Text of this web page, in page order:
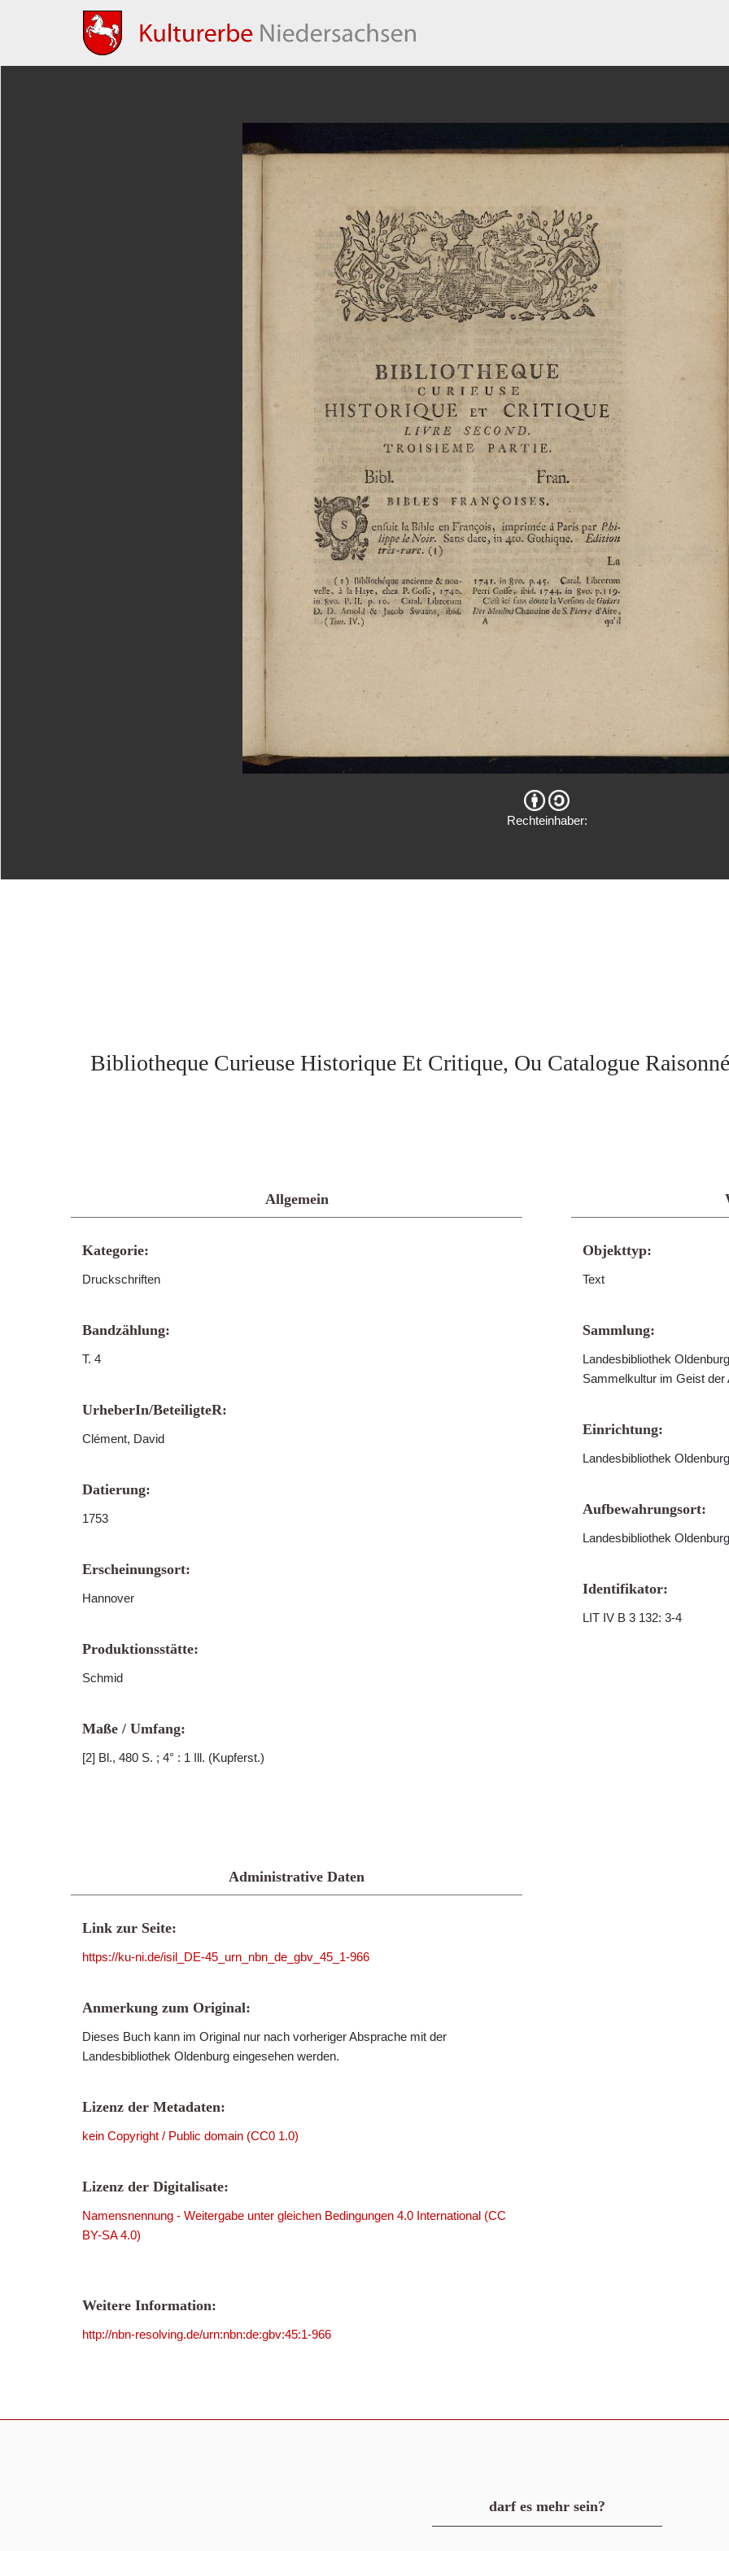
Rechteinhaber:
Bibliotheque Curieuse Historique Et Critique, Ou Catalogue
Allgemein
Kategorie:
Druckschriften
Bandzählung:
T. 4
UrheberIn/BeteiligteR:
Clément, David
Datierung:
1753
Erscheinungsort:
Hannover
Produktionsstätte:
Schmid
Maße / Umfang:
[2] Bl., 480 S. ; 4° : 1 Ill. (Kupferst.)
Objekttyp:
Text
Sammlung:
Landesbibliothek
Sammelkultur im Geist
Einrichtung:
Landesbibliothek
Aufbewahrungsort:
Landesbibliothek Oldenburg
Identifikator:
LIT IV B 3 132: 3-4
Administrative Daten
Link zur Seite:
https://ku-ni.de/isil_DE-45_urn_nbn_de_gbv_45_1-966
Anmerkung zum Original:
Dieses Buch kann im Original nur nach vorheriger Absprache mit der
Landesbibliothek Oldenburg eingesehen werden.
Lizenz der Metadaten:
kein Copyright / Public domain (CC0 1.0)
Lizenz der Digitalisate:
Namensnennung - Weitergabe unter gleichen Bedingungen 4.0 International (CC
BY-SA 4.0)
Weitere Information:
http://nbn-resolving.de/urn:nbn:de:gbv:45:1-966
darf es mehr sein?